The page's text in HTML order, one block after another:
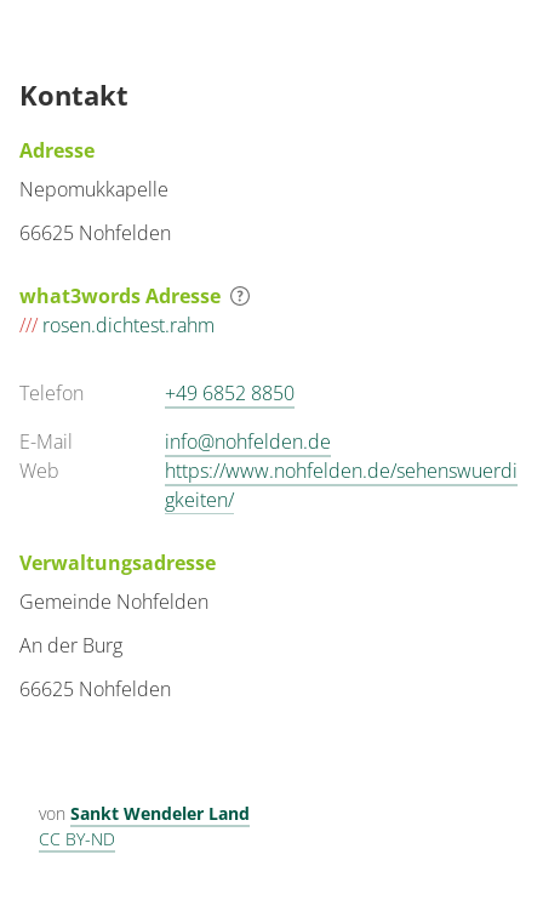
Kontakt
Adresse
Nepomukkapelle
66625 Nohfelden
what3words Adresse
/// rosen.dichtest.rahm
Telefon
+49 6852 8850
E-Mail
info@nohfelden.de
Web
https://www.nohfelden.de/sehenswuerdi
gkeiten/
Verwaltungsadresse
Gemeinde Nohfelden
An der Burg
66625 Nohfelden
von Sankt Wendeler Land
CC BY-ND